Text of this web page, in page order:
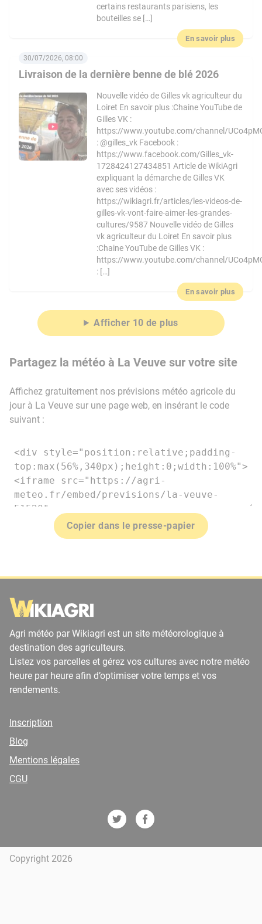
certains restaurants parisiens, les
bouteilles se […]
En savoir plus
Livraison de la dernière benne de blé 2026
30/07/2026, 08:00
Nouvelle vidéo de Gilles vk agriculteur du
Loiret En savoir plus :Chaine YouTube de
Gilles VK :
https://www.youtube.com/channel/
: @gilles_vk Facebook :
https://www.facebook.com/Gilles_vk-
1728424127434851 Article de WikiAgri
expliquant la démarche de Gilles VK
avec ses vidéos :
https://wikiagri.fr/articles/les-videos-de-
gilles-vk-vont-faire-aimer-les-grandes-
cultures/9587 Nouvelle vidéo de Gilles
vk agriculteur du Loiret En savoir plus
:Chaine YouTube de Gilles VK :
https://www.youtube.com/channel/
: […]
En savoir plus
Afficher 10 de plus
Partagez la météo à La Veuve sur votre site
Affichez gratuitement nos prévisions météo agricole du
jour à La Veuve sur une page web, en insérant le code
suivant :
Copier dans le presse-papier
Agri météo par Wikiagri est un site météorologique à
destination des agriculteurs.
Listez vos parcelles et gérez vos cultures avec notre météo
heure par heure afin d’optimiser votre temps et vos
rendements.
Inscription
Blog
Mentions légales
CGU
Copyright 2026